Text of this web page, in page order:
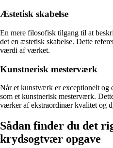
Æstetisk skabelse
En mere filosofisk tilgang til at
det en æstetisk skabelse. Dette
værdi af værket.
Kunstnerisk mesterværk
Når et kunstværk er exceptionelt og
som et kunstnerisk mesterværk.
værker af ekstraordinær kvalitet og
Sådan finder du det
krydsogtvær opgave